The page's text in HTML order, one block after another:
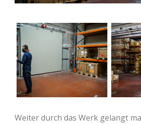
Weiter durch das Werk gelangt